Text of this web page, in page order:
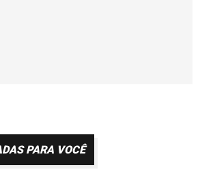
PARA VOCÊ